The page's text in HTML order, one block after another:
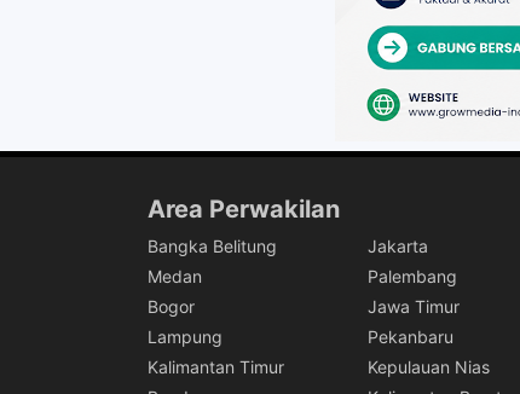
Area Perwakilan
Bangka Belitung Jakarta
Medan
Palembang
Bogor
Jawa Timur
Lampung
Pekanbaru
Kalimantan Timur
Kepulauan Nias